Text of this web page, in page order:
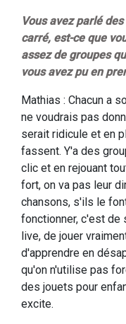
Vous avez parlé
carré, est-ce que
assez de groupes
vous avez pu en
Mathias : Chacun a
ne voudrais pas
serait ridicule et en
fassent. Y'a des
clic et en rejouant
fort, on va pas leur
chansons, s'ils le
fonctionner, c'est de
live, de jouer
d'apprendre en
qu'on n'utilise pas
des jouets pour
excite.